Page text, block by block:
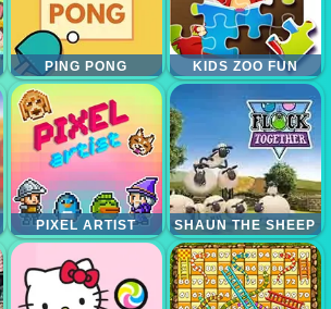
PING PONG KIDS ZOO FUN
PIXEL ARTIST SHAUN THE SHEEP